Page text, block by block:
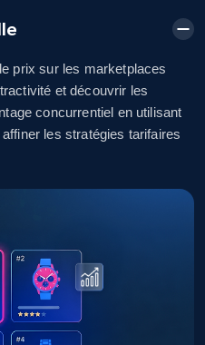
Description, Detailed
policy, and more.
Commencer
name, Seller rating,
Root category, and
prix sur les marketplaces
et découvrir les
concurrentiel en utilisant
les stratégies tarifaires